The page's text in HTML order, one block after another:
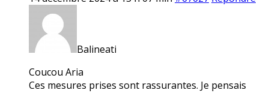
Balineati
Coucou Aria
Ces mesures prises sont rassurantes. Je pensais